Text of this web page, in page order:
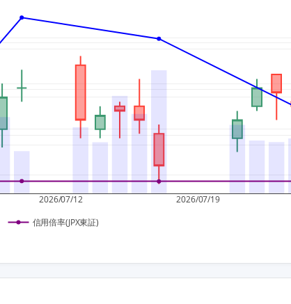
2026/07/12 2026/07/19
信用倍率(JPX東証)